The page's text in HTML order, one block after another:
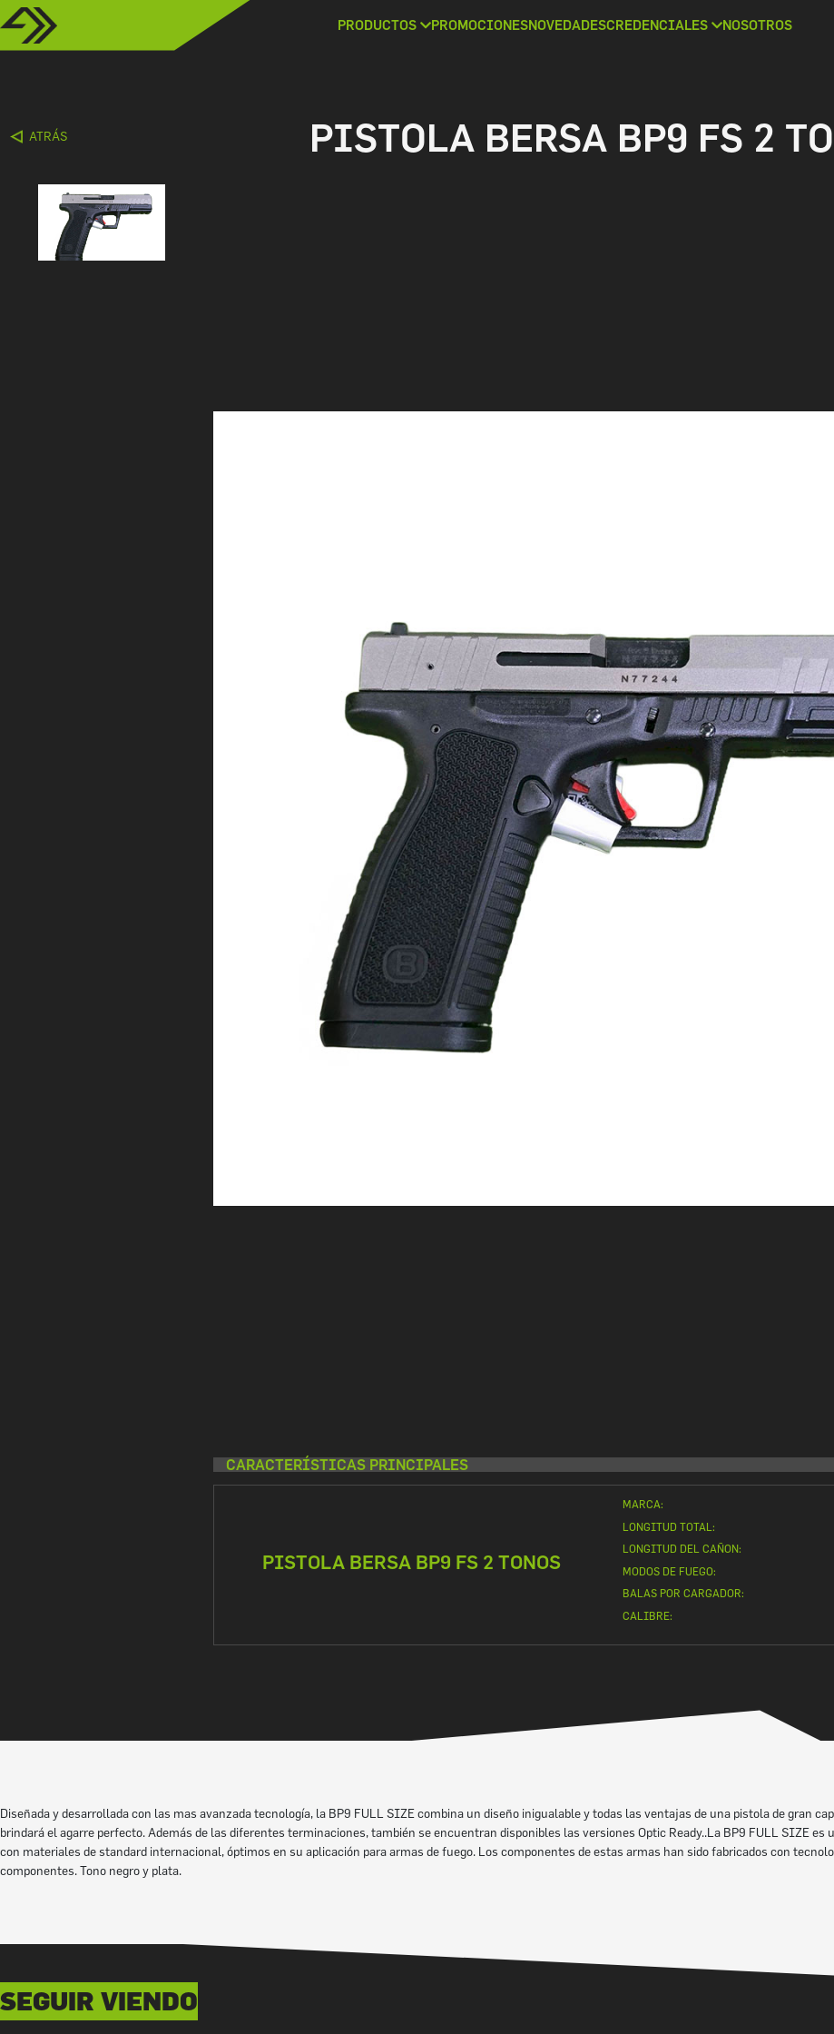
PRODUCTOS PROMOCIONESNOVEDADESCREDENCIALES NOSOTROS
ATRÁS PISTOLA BERSA BP9 FS 2
CARACTERÍSTICAS PRINCIPALES
PISTOLA BERSA BP9 FS 2 TONOS
MARCA:
LONGITUD TOTAL:
LONGITUD DEL CAÑON:
MODOS DE FUEGO:
BALAS POR CARGADOR:
CALIBRE:
Diseñada y desarrollada con las mas avanzada tecnología, la BP9 FULL SIZE combina un diseño inigualable y todas las ventajas de una pistola de gran
brindará el agarre perfecto. Además de las diferentes terminaciones, también se encuentran disponibles las versiones Optic Ready..La BP9 FULL SIZE
con materiales de standard internacional, óptimos en su aplicación para armas de fuego. Los componentes de estas armas han sido fabricados con
componentes. Tono negro y plata.
SEGUIR VIENDO